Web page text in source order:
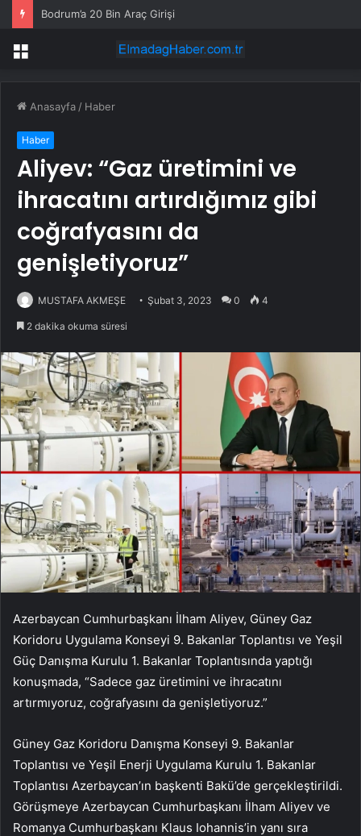
Bodrum’a 20 Bin Araç Girişi
Menü
Anasayfa / Haber
Haber
Aliyev: “Gaz üretimini ve
ihracatını artırdığımız gibi
coğrafyasını da
genişletiyoruz”
MUSTAFA AKMEŞE Şubat 3, 2023 0 4
2 dakika okuma süresi
Azerbaycan Cumhurbaşkanı İlham Aliyev, Güney Gaz
Koridoru Uygulama Konseyi 9. Bakanlar Toplantısı ve Yeşil
Güç Danışma Kurulu 1. Bakanlar Toplantısında yaptığı
konuşmada, “Sadece gaz üretimini ve ihracatını
artırmıyoruz, coğrafyasını da genişletiyoruz.”
Güney Gaz Koridoru Danışma Konseyi 9. Bakanlar
Toplantısı ve Yeşil Enerji Uygulama Kurulu 1. Bakanlar
Toplantısı Azerbaycan’ın başkenti Bakü’de gerçekleştirildi.
Görüşmeye Azerbaycan Cumhurbaşkanı İlham Aliyev ve
Romanya Cumhurbaşkanı Klaus Iohannis’in yanı sıra